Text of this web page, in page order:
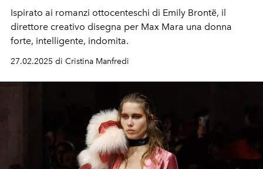
Ispirato ai romanzi ottocenteschi di Emily Brontë, il
direttore creativo disegna per Max Mara una donna
forte, intelligente, indomita.
27.02.2025 di Cristina Manfredi